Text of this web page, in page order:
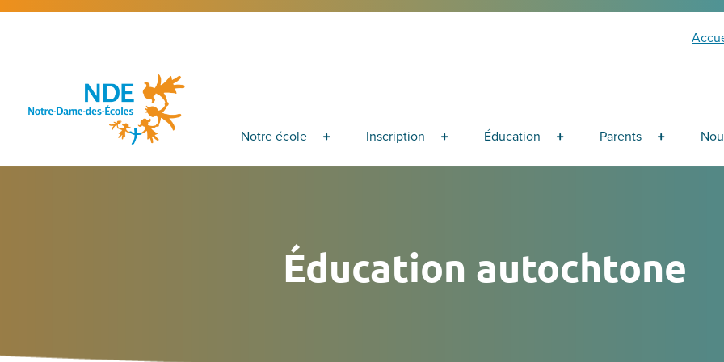
Notre école Inscription Éducation Parents
Éducation autochtone